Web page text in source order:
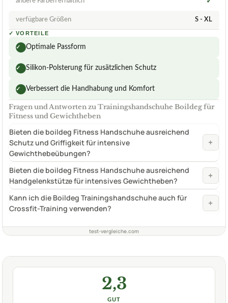
verfügbare Größen S - XL
✓ VORTEILE
✓ Optimale Passform
✓ Silikon-Polsterung für zusätzlichen Schutz
✓ Verbessert die Handhabung und Komfort
Fragen und Antworten zu Trainingshandschuhe Boildeg für
Fitness und Gewichtheben
Bieten die boildeg Fitness Handschuhe ausreichend
Schutz und Griffigkeit für intensive
Gewichthebeübungen?
+
Bieten die boildeg Fitness Handschuhe ausreichend
Handgelenkstütze für intensives Gewichtheben?
+
Kann ich die Boildeg Trainingshandschuhe auch für
Crossfit-Training verwenden?
+
test-vergleiche.com
2,3
GUT